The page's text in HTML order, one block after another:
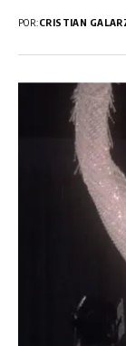
POR:CRISTIAN